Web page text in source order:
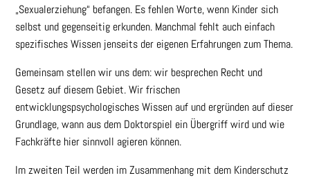
„Sexualerziehung“ befangen. Es fehlen Worte, wenn Kinder sich
selbst und gegenseitig erkunden. Manchmal fehlt auch einfach
spezifisches Wissen jenseits der eigenen Erfahrungen zum Thema.
Gemeinsam stellen wir uns dem: wir besprechen Recht und
Gesetz auf diesem Gebiet. Wir frischen
entwicklungspsychologisches Wissen auf und ergründen auf dieser
Grundlage, wann aus dem Doktorspiel ein Übergriff wird und wie
Fachkräfte hier sinnvoll agieren können.
Im zweiten Teil werden im Zusammenhang mit dem Kinderschutz